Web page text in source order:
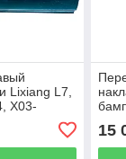
Lixiang L7,
X03-
покраску
15